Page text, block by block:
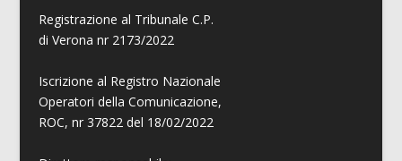
Registrazione al Tribunale C.P.
di Verona nr 2173/2022
Iscrizione al Registro Nazionale
Operatori della Comunicazione,
ROC, nr 37822 del 18/02/2022